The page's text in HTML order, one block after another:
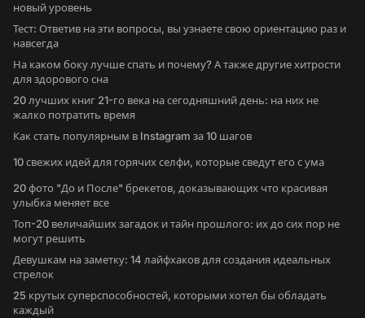
новый уровень
Тест: Ответив на эти вопросы, вы узнаете свою ориентацию раз и
навсегда
На каком боку лучше спать и почему? А также другие хитрости
для здорового сна
20 лучших книг 21-го века на сегодняшний день: на них не
жалко потратить время
Как стать популярным в Instagram за 10 шагов
10 свежих идей для горячих селфи, которые сведут его с ума
20 фото "До и После" брекетов, доказывающих что красивая
улыбка меняет все
Топ-20 величайших загадок и тайн прошлого: их до сих пор не
могут решить
Девушкам на заметку: 14 лайфхаков для создания идеальных
стрелок
25 крутых суперспособностей, которыми хотел бы обладать
каждый